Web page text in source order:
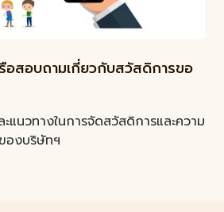
อสอบถามเกี่ยวกับสวัสดิการขอ
แนวทางในการจัดสวัสดิการและความ
องบริษัทฯ